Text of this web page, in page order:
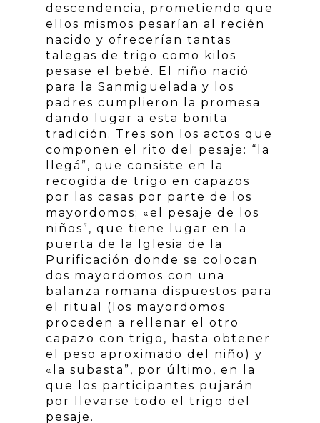
descendencia, prometiendo que
ellos mismos pesarían al recién
nacido y ofrecerían tantas
talegas de trigo como kilos
pesase el bebé. El niño nació
para la Sanmiguelada y los
padres cumplieron la promesa
dando lugar a esta bonita
tradición. Tres son los actos que
componen el rito del pesaje: “la
llegá”, que consiste en la
recogida de trigo en capazos
por las casas por parte de los
mayordomos; «el pesaje de los
niños”, que tiene lugar en la
puerta de la Iglesia de la
Purificación donde se colocan
dos mayordomos con una
balanza romana dispuestos para
el ritual (los mayordomos
proceden a rellenar el otro
capazo con trigo, hasta obtener
el peso aproximado del niño) y
«la subasta”, por último, en la
que los participantes pujarán
por llevarse todo el trigo del
pesaje.